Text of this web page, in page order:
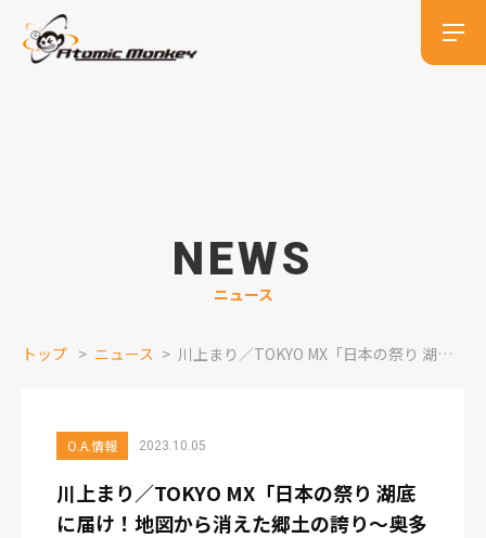
NEWS
ニュース
トップ ニュース 川上まり／TOKYO MX「日本の祭り 湖底に届け！地図から消えた郷土の誇り～奥多摩小河内神社例大祭～」ナレーション出演情報
O.A.情報 2023.10.05
川上まり／TOKYO MX「日本の祭り 湖底
に届け！地図から消えた郷土の誇り～奥多